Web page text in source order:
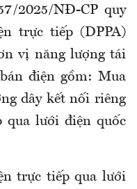
2025/NĐ-CP quy
trực tiếp (DPPA)
vị năng lượng tái
điện gồm: Mua
dây kết nối riêng
qua lưới điện quốc
trực tiếp qua lưới